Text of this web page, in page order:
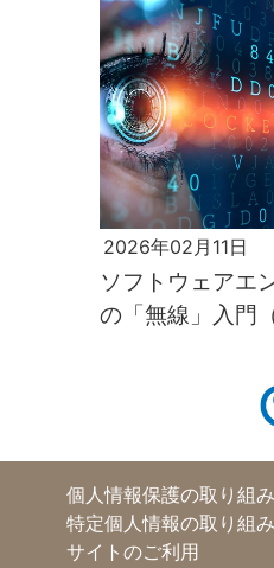
2026年02月11日
ソフトウェアエ
の「無線」入門
個人情報保護の取り組み
特定個人情報の取り組み
サイトのご利用